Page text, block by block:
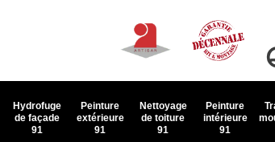
Hydrofuge
de façade
91
Peinture
extérieure
91
Nettoyage
de toiture
91
Peinture
intérieure
91